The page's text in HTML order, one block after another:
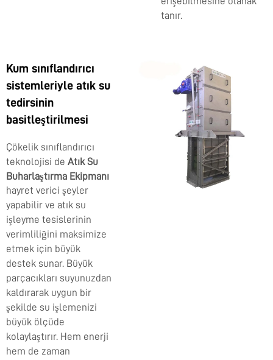
tanır.
Kum sınıflandırıcı
sistemleriyle atık su
tedirsinin
basitleştirilmesi
Çökelik sınıflandırıcı
teknolojisi de Atık Su
Buharlaştırma Ekipmanı
hayret verici şeyler
yapabilir ve atık su
işleyme tesislerinin
verimliliğini maksimize
etmek için büyük
destek sunar. Büyük
parçacıkları suyunuzdan
kaldırarak uygun bir
şekilde su işlemenizi
büyük ölçüde
kolaylaştırır. Hem enerji
hem de zaman